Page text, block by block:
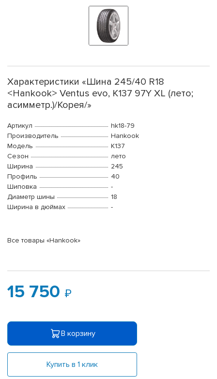
Характеристики «Шина 245/40 R18
<Hankook> Ventus evo, K137 97Y XL (лето;
асимметр.)/Корея/»
Артикул
hk18-79
Производитель
Hankook
Модель
K137
Сезон
лето
Ширина
245
Профиль
40
Шиповка
-
Диаметр шины
18
Ширина в дюймах
-
Все товары «Hankook»
15 750
В корзину
Купить в 1 клик